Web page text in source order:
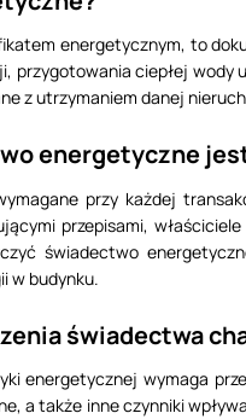
energetycznym, to
przygotowania ciepłej
z utrzymaniem danej
energetyczne
przy każdej
przepisami,
świadectwo
w budynku.
świadectwa
energetycznej wymaga
a także inne czynniki